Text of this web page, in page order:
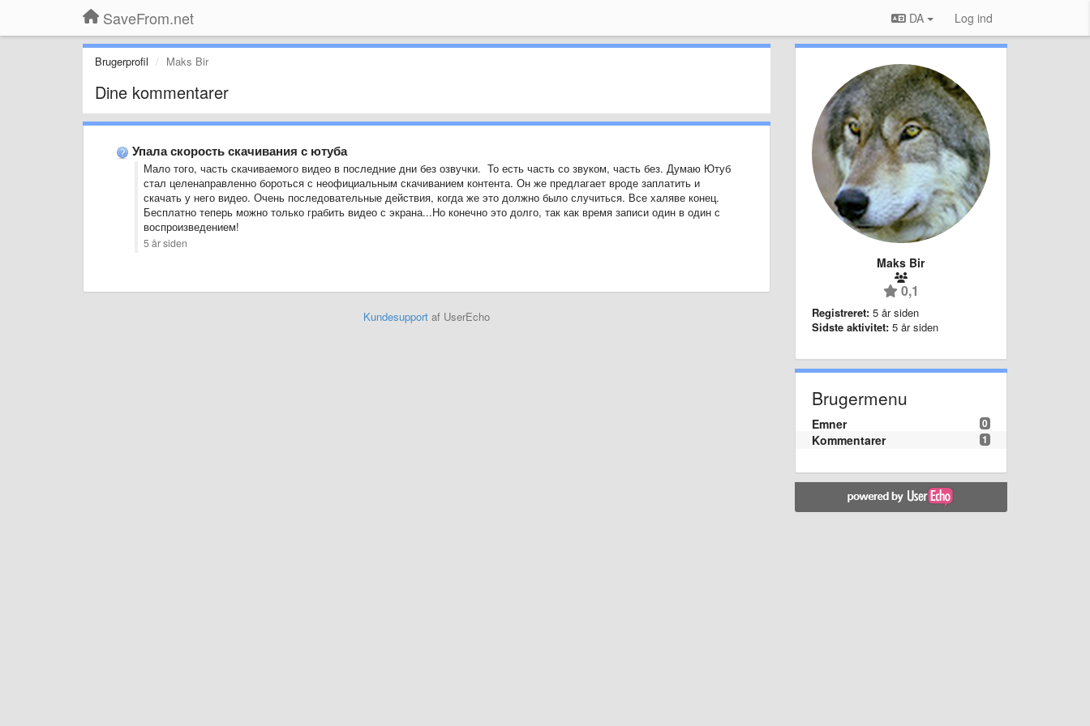
SaveFrom.net DA Log ind
Brugerprofil Maks Bir
Dine kommentarer
Упала скорость скачивания с ютуба
Мало того, часть скачиваемого видео в последние дни без озвучки. То есть часть со звуком, часть без. Думаю Ютуб
стал целенаправленно бороться с неофициальным скачиванием контента. Он же предлагает вроде заплатить и
скачать у него видео. Очень последовательные действия, когда же это должно было случиться. Все халяве конец.
Бесплатно теперь можно только грабить видео с экрана...Но конечно это долго, так как время записи один в один с
воспроизведением!
5 år siden
Kundesupportaf UserEcho
Maks Bir
0,1
Registreret: 5 år siden
Sidste aktivitet: 5 år siden
Brugermenu
0
Emner
1
Kommentarer